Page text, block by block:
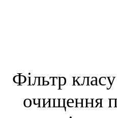
Фільтр
очищення